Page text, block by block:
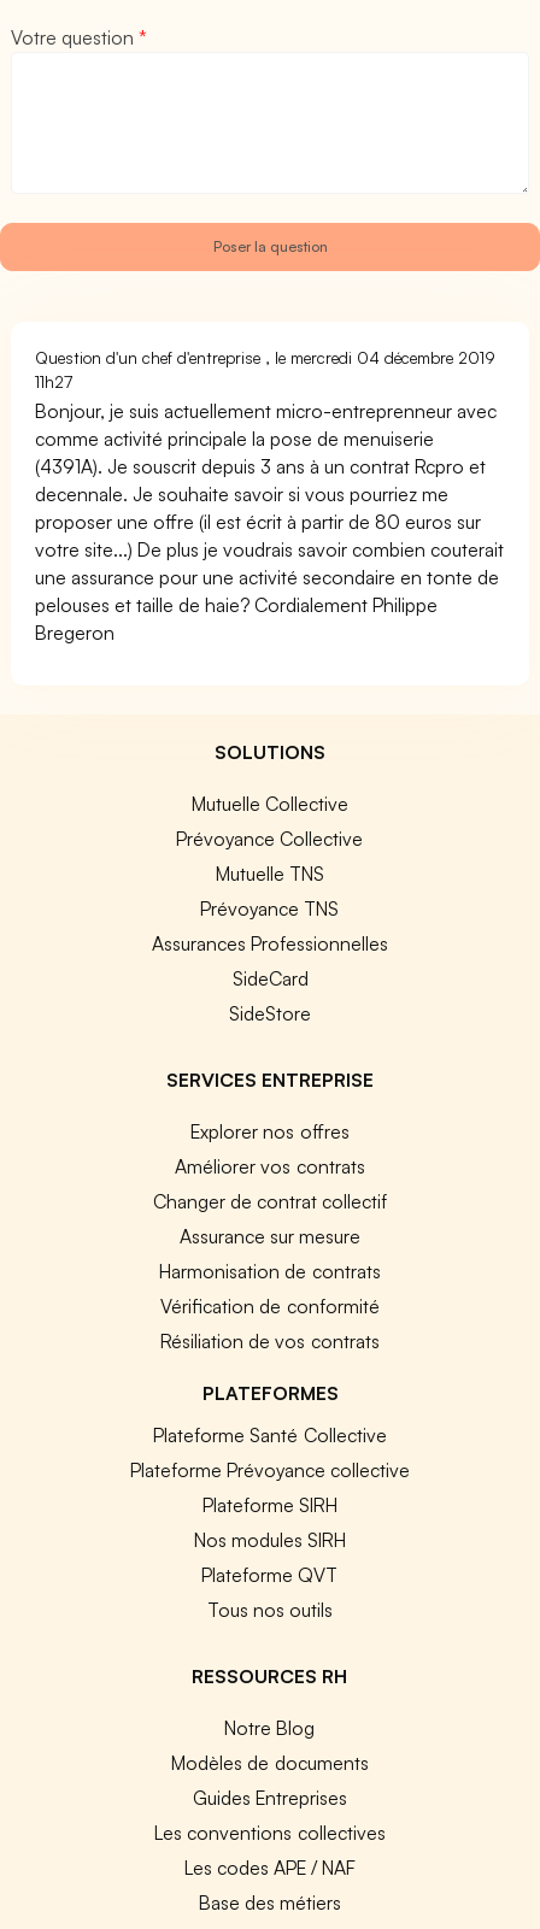
Votre question*
Question d'un chef d'entreprise , le mercredi 04 décembre 2019
11h27
Bonjour, je suis actuellement micro-entreprenneur avec
comme activité principale la pose de menuiserie
(4391A). Je souscrit depuis 3 ans à un contrat Rcpro et
decennale. Je souhaite savoir si vous pourriez me
proposer une offre (il est écrit à partir de 80 euros sur
votre site...) De plus je voudrais savoir combien couterait
une assurance pour une activité secondaire en tonte de
pelouses et taille de haie? Cordialement Philippe
Bregeron
SOLUTIONS
Mutuelle Collective
Prévoyance Collective
Mutuelle TNS
Prévoyance TNS
Assurances Professionnelles
SideCard
SideStore
SERVICES ENTREPRISE
Explorer nos offres
Améliorer vos contrats
Changer de contrat collectif
Assurance sur mesure
Harmonisation de contrats
Vérification de conformité
Résiliation de vos contrats
PLATEFORMES
Plateforme Santé Collective
Plateforme Prévoyance collective
Plateforme SIRH
Nos modules SIRH
Plateforme QVT
Tous nos outils
RESSOURCES RH
Notre Blog
Modèles de documents
Guides Entreprises
Les conventions collectives
Les codes APE / NAF
Base des métiers